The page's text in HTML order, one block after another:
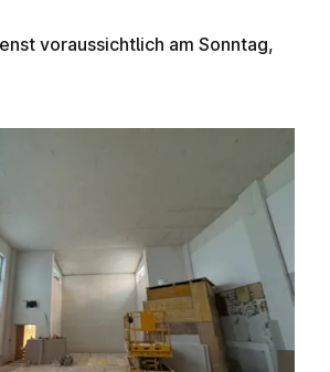
voraussichtlich am Sonntag,